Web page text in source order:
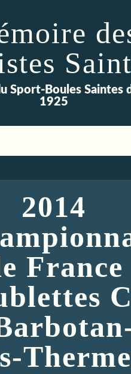
Sport-Boules Saintes
1925
2014
France